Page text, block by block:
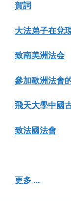
賀詞
大法弟子在兌
致南美洲法会
參加歐洲法會
飛天大學中國
致法國法會
更多 …